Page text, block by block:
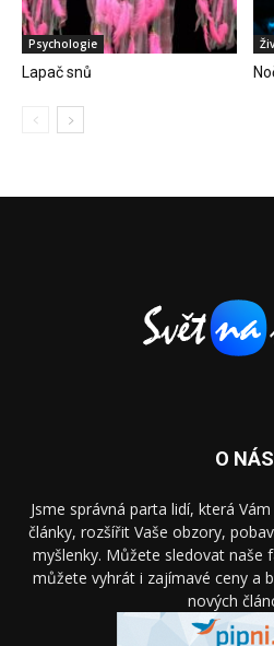
Psychologie
Lapač snů
O NÁS
Jsme správná parta lidí, která
články, rozšířit Vaše obzory,
myšlenky. Můžete sledovat naše
můžete vyhrát i zajímavé ceny a
nových